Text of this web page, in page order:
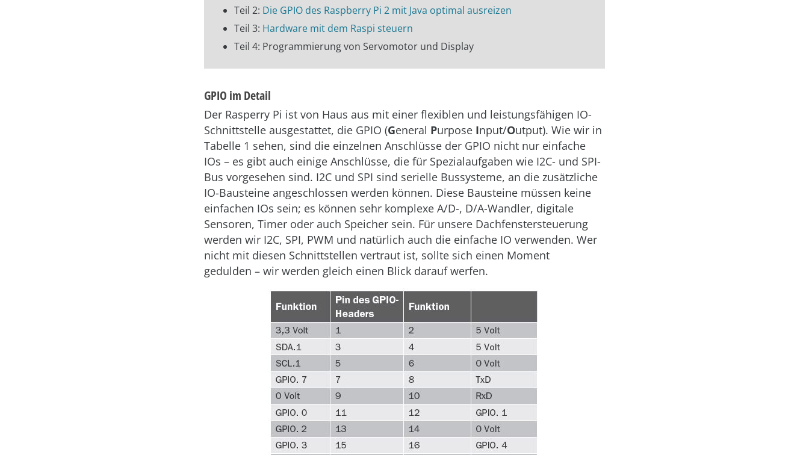
Teil 2: Die GPIO des Raspberry Pi 2 mit Java optimal ausreizen
Teil 3: Hardware mit dem Raspi steuern
Teil 4: Programmierung von Servomotor und Display
GPIO im Detail
Der Rasperry Pi ist von Haus aus mit einer flexiblen und leistungsfähigen IO-
Schnittstelle ausgestattet, die GPIO (General Purpose Input/Output). Wie wir in
Tabelle 1 sehen, sind die einzelnen Anschlüsse der GPIO nicht nur einfache
IOs – es gibt auch einige Anschlüsse, die für Spezialaufgaben wie I2C- und SPI-
Bus vorgesehen sind. I2C und SPI sind serielle Bussysteme, an die zusätzliche
IO-Bausteine angeschlossen werden können. Diese Bausteine müssen keine
einfachen IOs sein; es können sehr komplexe A/D-, D/A-Wandler, digitale
Sensoren, Timer oder auch Speicher sein. Für unsere Dachfenstersteuerung
werden wir I2C, SPI, PWM und natürlich auch die einfache IO verwenden. Wer
nicht mit diesen Schnittstellen vertraut ist, sollte sich einen Moment
gedulden – wir werden gleich einen Blick darauf werfen.